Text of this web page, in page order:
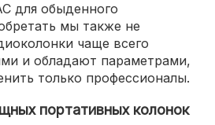
для обыденного
мы также не
чаще всего
и обладают параметрами,
только профессионалы.
портативных колонок